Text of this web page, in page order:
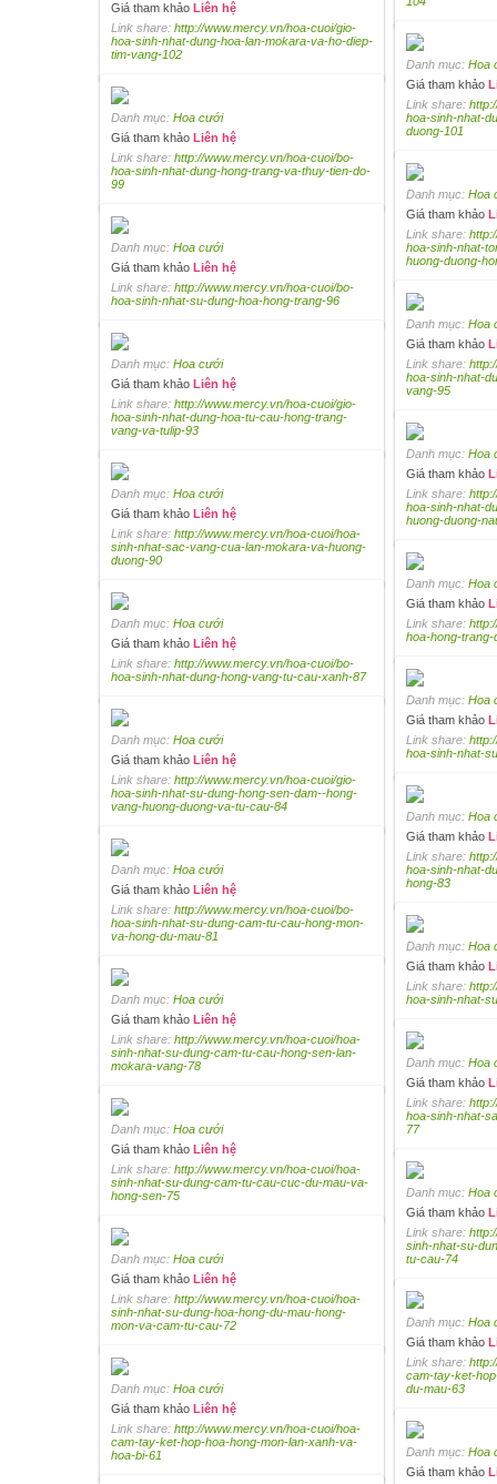
Giá tham khảo Liên hệ
Link share: http://www.mercy.vn/hoa-cuoi/gio-
hoa-sinh-nhat-dung-hoa-lan-mokara-va-ho-diep-
tim-vang-102
Danh mục: Hoa
Giá tham khảo
Link share:
hoa-sinh-nhat-
duong-101
Danh mục: Hoa cưới
Giá tham khảo Liên hệ
Link share: http://www.mercy.vn/hoa-cuoi/bo-
hoa-sinh-nhat-dung-hong-trang-va-thuy-tien-do-
99
Danh mục: Hoa
Giá tham khảo
Link share:
hoa-sinh-nhat-
huong-duong-
Danh mục: Hoa cưới
Giá tham khảo Liên hệ
Link share: http://www.mercy.vn/hoa-cuoi/bo-
hoa-sinh-nhat-su-dung-hoa-hong-trang-96
Danh mục: Hoa
Giá tham khảo
Link share:
hoa-sinh-nhat-
vang-95
Danh mục: Hoa cưới
Giá tham khảo Liên hệ
Link share: http://www.mercy.vn/hoa-cuoi/gio-
hoa-sinh-nhat-dung-hoa-tu-cau-hong-trang-
vang-va-tulip-93
Danh mục: Hoa
Giá tham khảo
Link share:
hoa-sinh-nhat-
huong-duong-
Danh mục: Hoa cưới
Giá tham khảo Liên hệ
Link share: http://www.mercy.vn/hoa-cuoi/hoa-
sinh-nhat-sac-vang-cua-lan-mokara-va-huong-
duong-90
Danh mục: Hoa
Giá tham khảo
Link share:
hoa-hong-trang-
Danh mục: Hoa cưới
Giá tham khảo Liên hệ
Link share: http://www.mercy.vn/hoa-cuoi/bo-
hoa-sinh-nhat-dung-hong-vang-tu-cau-xanh-87
Danh mục: Hoa
Giá tham khảo
Link share:
hoa-sinh-nhat-
Danh mục: Hoa cưới
Giá tham khảo Liên hệ
Link share: http://www.mercy.vn/hoa-cuoi/gio-
hoa-sinh-nhat-su-dung-hong-sen-dam--hong-
vang-huong-duong-va-tu-cau-84
Danh mục: Hoa
Giá tham khảo
Link share:
hoa-sinh-nhat-
hong-83
Danh mục: Hoa cưới
Giá tham khảo Liên hệ
Link share: http://www.mercy.vn/hoa-cuoi/bo-
hoa-sinh-nhat-su-dung-cam-tu-cau-hong-mon-
va-hong-du-mau-81
Danh mục: Hoa
Giá tham khảo
Link share:
hoa-sinh-nhat-
Danh mục: Hoa cưới
Giá tham khảo Liên hệ
Link share: http://www.mercy.vn/hoa-cuoi/hoa-
sinh-nhat-su-dung-cam-tu-cau-hong-sen-lan-
mokara-vang-78
Danh mục: Hoa
Giá tham khảo
Link share:
hoa-sinh-nhat-
77
Danh mục: Hoa cưới
Giá tham khảo Liên hệ
Link share: http://www.mercy.vn/hoa-cuoi/hoa-
sinh-nhat-su-dung-cam-tu-cau-cuc-du-mau-va-
hong-sen-75
Danh mục: Hoa
Giá tham khảo
Link share:
sinh-nhat-su-
tu-cau-74
Danh mục: Hoa cưới
Giá tham khảo Liên hệ
Link share: http://www.mercy.vn/hoa-cuoi/hoa-
sinh-nhat-su-dung-hoa-hong-du-mau-hong-
mon-va-cam-tu-cau-72
Danh mục: Hoa
Giá tham khảo
Link share:
cam-tay-ket-
du-mau-63
Danh mục: Hoa cưới
Giá tham khảo Liên hệ
Link share: http://www.mercy.vn/hoa-cuoi/hoa-
cam-tay-ket-hop-hoa-hong-mon-lan-xanh-va-
hoa-bi-61
Danh mục: Hoa
Giá tham khảo